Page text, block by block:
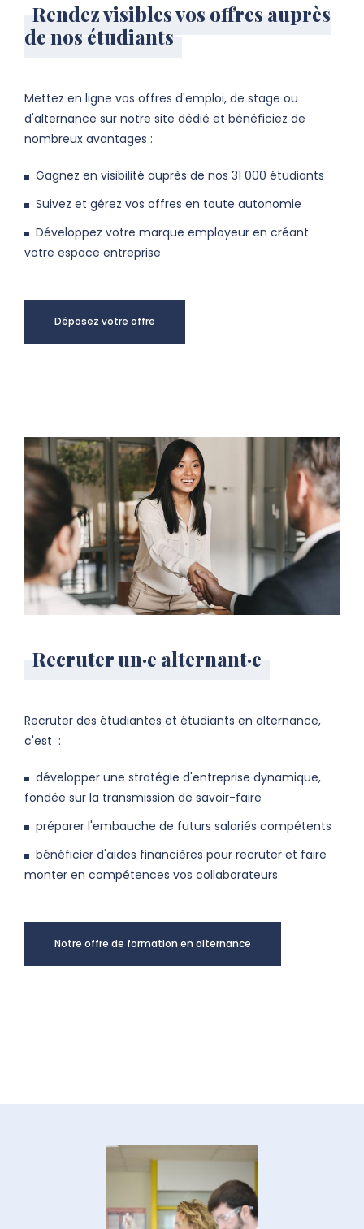
Rendez visibles vos offres auprès
de nos étudiants
Mettez en ligne vos offres d'emploi, de stage ou
d'alternance sur notre site dédié et bénéficiez de
nombreux avantages :
Gagnez en visibilité auprès de nos 31 000 étudiants
Suivez et gérez vos offres en toute autonomie
Développez votre marque employeur en créant
votre espace entreprise
Déposez votre offre
Recruter un·e alternant·e
Recruter des étudiantes et étudiants en alternance,
c'est :
développer une stratégie d'entreprise dynamique,
fondée sur la transmission de savoir-faire
préparer l'embauche de futurs salariés compétents
bénéficier d'aides financières pour recruter et faire
monter en compétences vos collaborateurs
Notre offre de formation en alternance